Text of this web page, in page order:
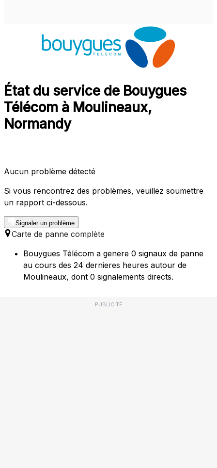
État du service de Bouygues
Télécom à Moulineaux,
Normandy
Aucun problème détecté
Si vous rencontrez des problèmes, veuillez soumettre
un rapport ci-dessous.
Signaler un problème
Carte de panne complète
Bouygues Télécom a genere 0 signaux de panne
au cours des 24 dernieres heures autour de
Moulineaux, dont 0 signalements directs.
PUBLICITÉ